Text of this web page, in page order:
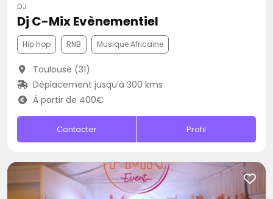
DJ
Dj C-Mix Evènementiel
Hip hop RNB Musique Africaine
Toulouse (31)
Déplacement jusqu’à 300 kms
À partir de 400€
Contacter Profil